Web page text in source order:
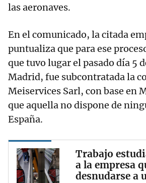
las aeronaves.
En el comunicado, la citada
puntualiza que para ese
que tuvo lugar el pasado día 5
Madrid, fue subcontratada la
Meiservices Sarl, con base en
que aquella no dispone de
España.
Trabajo
a la empresa
desnudarse a